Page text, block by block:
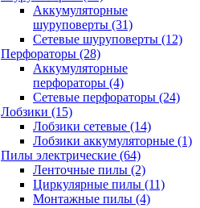
Аккумуляторные
шуруповерты (31)
Сетевые шуруповерты (12)
Перфораторы (28)
Аккумуляторные
перфораторы (4)
Сетевые перфораторы (24)
Лобзики (15)
Лобзики сетевые (14)
Лобзики аккумуляторные (1)
Пилы электрические (64)
Ленточные пилы (2)
Циркулярные пилы (11)
Монтажные пилы (4)